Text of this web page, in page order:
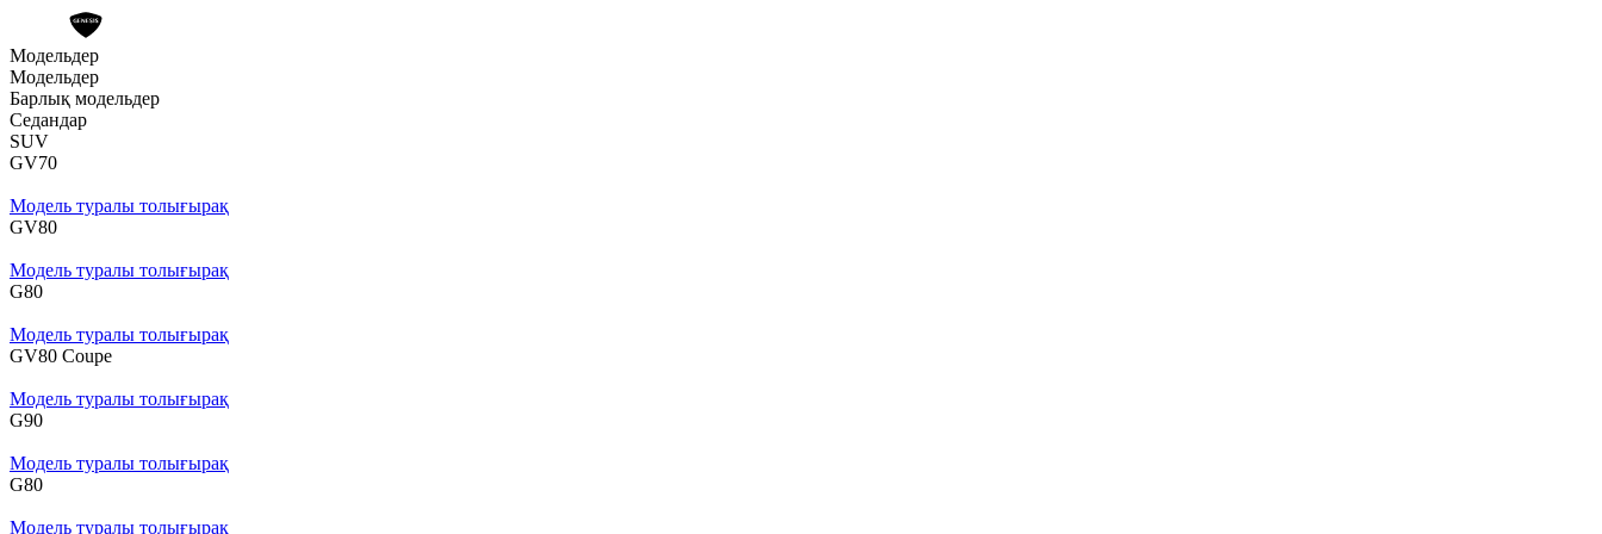
Модельдер
Модельдер
Барлық модельдер
Седандар
SUV
GV70
Модель туралы толығырақ
GV80
Модель туралы толығырақ
G80
Модель туралы толығырақ
GV80 Coupe
Модель туралы толығырақ
G90
Модель туралы толығырақ
G80
Модель туралы толығырақ